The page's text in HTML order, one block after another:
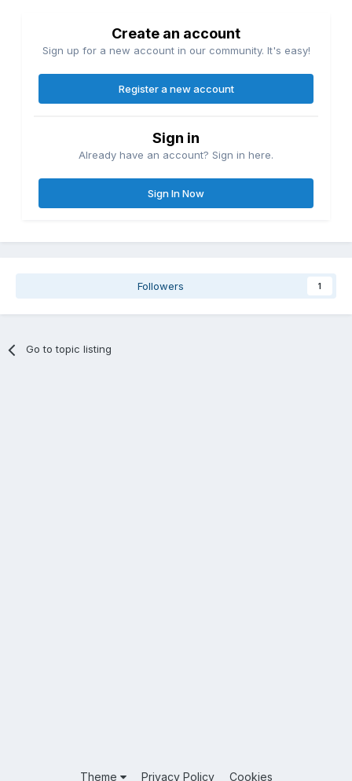
Create an account
Sign up for a new account in our community. It's easy!
Register a new account
Sign in
Already have an account? Sign in here.
Sign In Now
Followers 1
Go to topic listing
Theme Privacy Policy Cookies